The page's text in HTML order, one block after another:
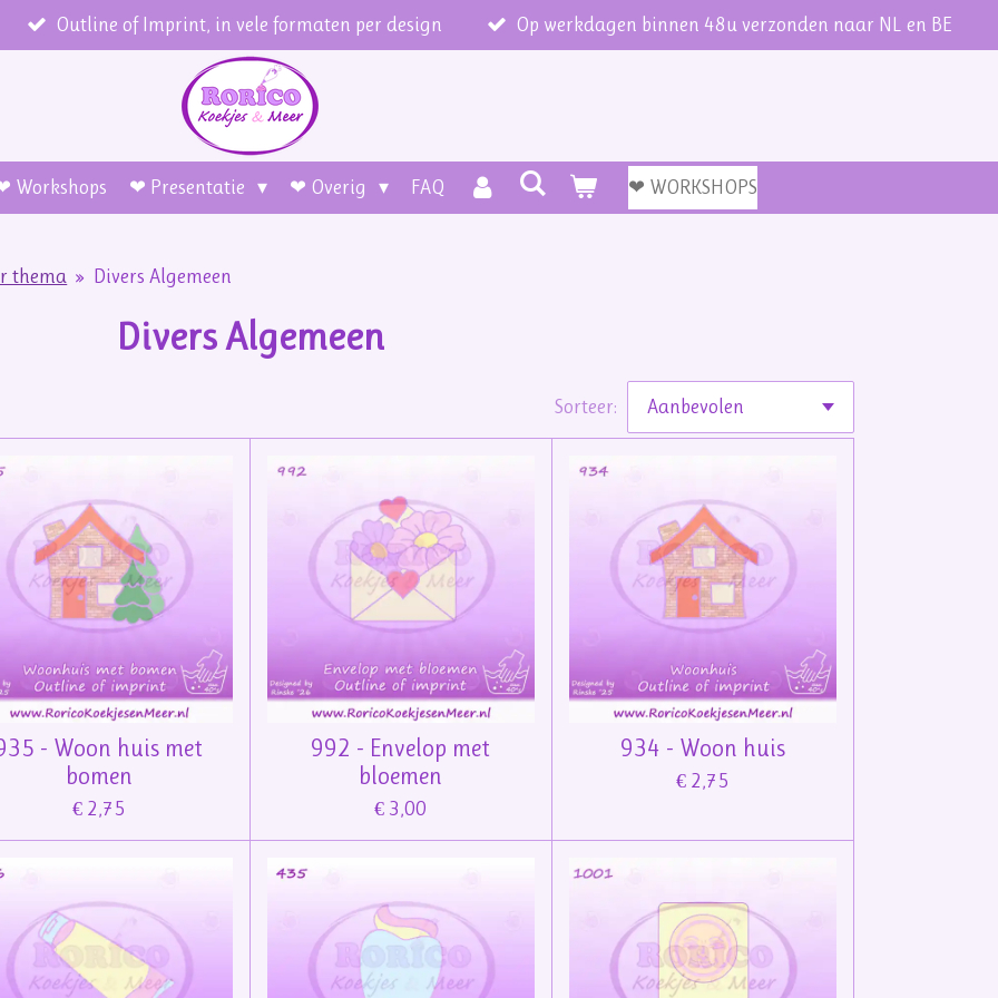
Outline of Imprint, in vele formaten per design Op werkdagen binnen 48u verzonden naar NL en BE
Workshops ❤ Presentatie ❤ Overig FAQ ❤ WORKSHOPS
thema » Divers Algemeen
Divers Algemeen
Sorteer:
- Woon huis met
bomen
€ 2,75
992 - Envelop met
bloemen
€ 3,00
934 - Woon huis
€ 2,75